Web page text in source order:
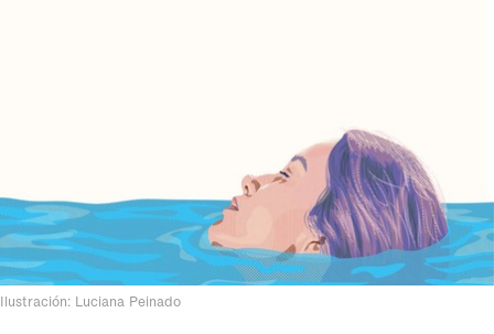
Ilustración: Luciana Peinado